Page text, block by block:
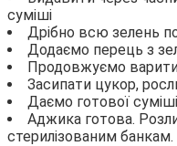
суміші
Дрібно всю зелень
Додаємо перець з
Продовжуємо варити
Засипати цукор,
Даємо готової
Аджика готова.
стерилізованим